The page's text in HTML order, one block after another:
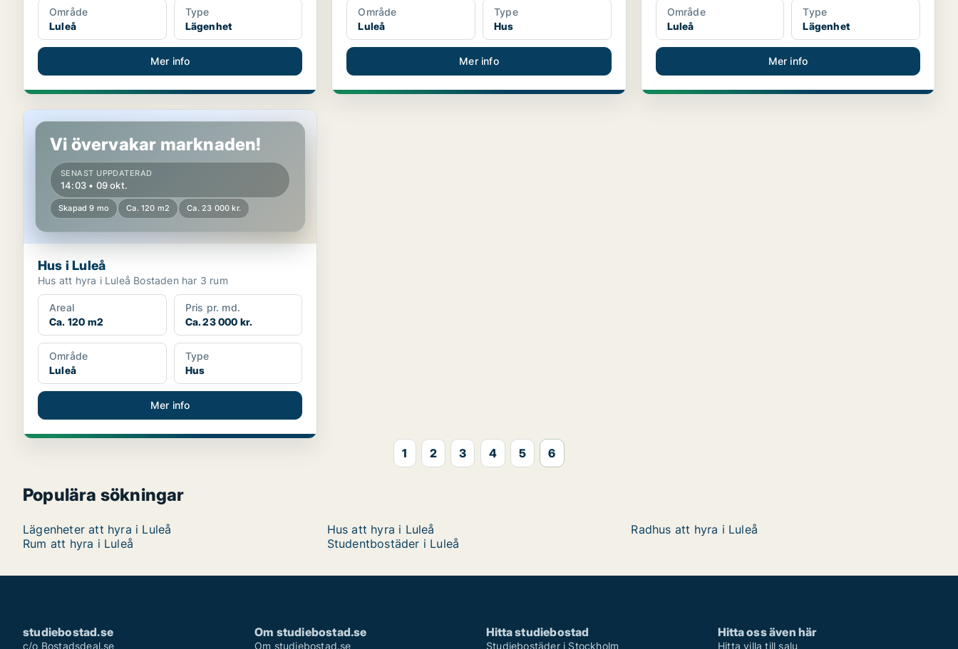
Område
Luleå
Type
Lägenhet
Mer info
Område
Luleå
Type
Hus
Mer info
Område
Luleå
Type
Lägenhet
Mer info
Hus i Luleå
Vi övervakar marknaden!
SENAST UPPDATERAD
14:03 • 09 okt.
Skapad 9 mo Ca. 120 m2 Ca. 23 000 kr.
Hus i Luleå
Hus att hyra i Luleå Bostaden har 3 rum
Areal
Ca. 120 m2
Pris pr. md.
Ca. 23 000 kr.
Område
Luleå
Type
Hus
Mer info
1 2 3 4 5 6
Populära sökningar
Lägenheter att hyra i Luleå Hus att hyra i Luleå
Radhus att hyra i Luleå
Rum att hyra i Luleå
Studentbostäder i Luleå
studiebostad.se
c/o Bostadsdeal.se
Om studiebostad.se
Om studiebostad.se
Hitta studiebostad
Studiebostäder i Stockholm
Hitta oss även här
Hitta villa till salu